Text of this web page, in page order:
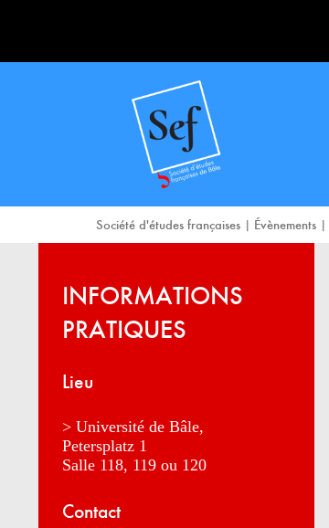
Société d'études françaises | Évènements |
INFORMATIONS
PRATIQUES
Lieu
> Université de Bâle,
Petersplatz 1
Salle 118, 119 ou 120
Contact